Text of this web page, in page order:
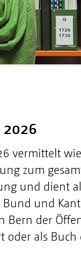
vermittelt
zum
und dient
und
Bern der
oder als